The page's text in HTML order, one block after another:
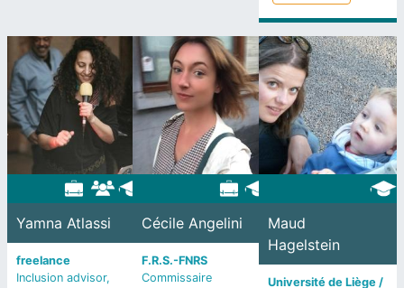
Yamna Atlassi
freelance
Inclusion advisor,
Cécile Angelini
F.R.S.-FNRS
Commissaire
Maud
Hagelstein
Université de Liège /